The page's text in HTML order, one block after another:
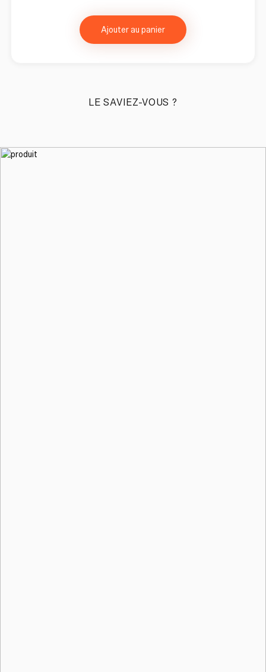
Ajouter au panier
LE SAVIEZ-VOUS ?